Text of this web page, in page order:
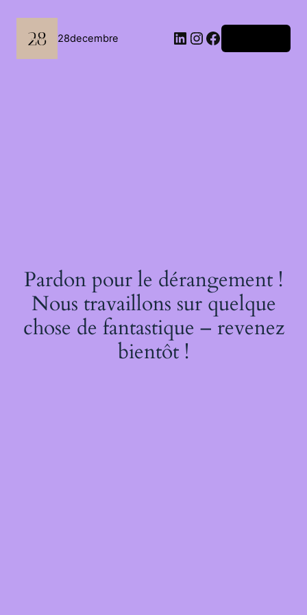
contenu
28decembre LinkedIn
Instagram
Facebook
Pardon pour le dérangement !
Nous travaillons sur quelque
chose de fantastique – revenez
bientôt !